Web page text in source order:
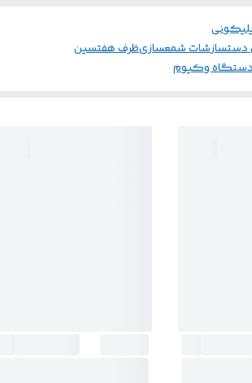
دستسازشات شمعسازیظرف هفتسین
وکیوم